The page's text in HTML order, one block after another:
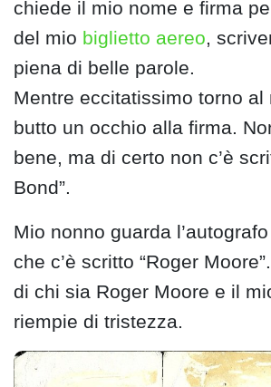
chiede il mio nome e firma
del mio biglietto aereo,
piena di belle parole.
Mentre eccitatissimo torno al
butto un occhio alla firma.
bene, ma di certo non c’è
Bond”.
Mio nonno guarda
che c’è scritto “Roger
di chi sia Roger Moore e il
riempie di tristezza.